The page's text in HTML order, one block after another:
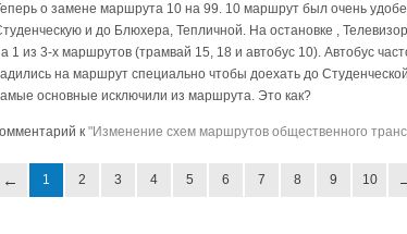
о замене маршрута 10 на 99. 10 маршрут был очень
и до Блюхера, Тепличной. На остановке ,
1 из 3-х маршрутов (трамвай 15, 18 и автобус 10). Автобус
на маршрут специально чтобы доехать до
основные исключили из маршрута. Это как?
к "Изменение схем маршрутов общественного
1 2 3 4 5 6 7 8 9 10